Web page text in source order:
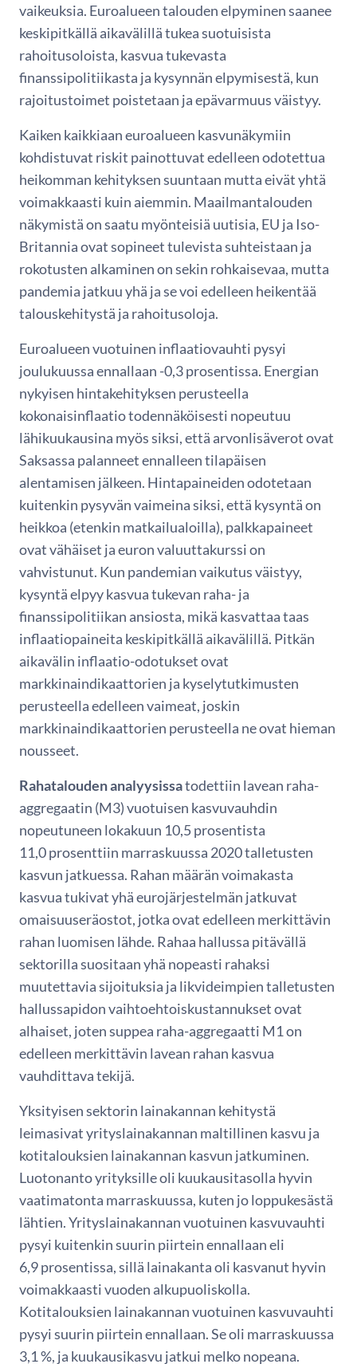
vaikeuksia. Euroalueen talouden elpyminen saanee
keskipitkällä aikavälillä tukea suotuisista
rahoitusoloista, kasvua tukevasta
finanssipolitiikasta ja kysynnän elpymisestä, kun
rajoitustoimet poistetaan ja epävarmuus väistyy.
Kaiken kaikkiaan euroalueen kasvunäkymiin
kohdistuvat riskit painottuvat edelleen odotettua
heikomman kehityksen suuntaan mutta eivät yhtä
voimakkaasti kuin aiemmin. Maailmantalouden
näkymistä on saatu myönteisiä uutisia, EU ja Iso-
Britannia ovat sopineet tulevista suhteistaan ja
rokotusten alkaminen on sekin rohkaisevaa, mutta
pandemia jatkuu yhä ja se voi edelleen heikentää
talouskehitystä ja rahoitusoloja.
Euroalueen vuotuinen inflaatiovauhti pysyi
joulukuussa ennallaan -0,3 prosentissa. Energian
nykyisen hintakehityksen perusteella
kokonaisinflaatio todennäköisesti nopeutuu
lähikuukausina myös siksi, että arvonlisäverot ovat
Saksassa palanneet ennalleen tilapäisen
alentamisen jälkeen. Hintapaineiden odotetaan
kuitenkin pysyvän vaimeina siksi, että kysyntä on
heikkoa (etenkin matkailualoilla), palkkapaineet
ovat vähäiset ja euron valuuttakurssi on
vahvistunut. Kun pandemian vaikutus väistyy,
kysyntä elpyy kasvua tukevan raha- ja
finanssipolitiikan ansiosta, mikä kasvattaa taas
inflaatiopaineita keskipitkällä aikavälillä. Pitkän
aikavälin inflaatio-odotukset ovat
markkinaindikaattorien ja kyselytutkimusten
perusteella edelleen vaimeat, joskin
markkinaindikaattorien perusteella ne ovat hieman
nousseet.
Rahatalouden analyysissatodettiin lavean raha-
aggregaatin (M3) vuotuisen kasvuvauhdin
nopeutuneen lokakuun 10,5 prosentista
11,0 prosenttiin marraskuussa 2020 talletusten
kasvun jatkuessa. Rahan määrän voimakasta
kasvua tukivat yhä eurojärjestelmän jatkuvat
omaisuuseräostot, jotka ovat edelleen merkittävin
rahan luomisen lähde. Rahaa hallussa pitävällä
sektorilla suositaan yhä nopeasti rahaksi
muutettavia sijoituksia ja likvideimpien talletusten
hallussapidon vaihtoehtoiskustannukset ovat
alhaiset, joten suppea raha-aggregaatti M1 on
edelleen merkittävin lavean rahan kasvua
vauhdittava tekijä.
Yksityisen sektorin lainakannan kehitystä
leimasivat yrityslainakannan maltillinen kasvu ja
kotitalouksien lainakannan kasvun jatkuminen.
Luotonanto yrityksille oli kuukausitasolla hyvin
vaatimatonta marraskuussa, kuten jo loppukesästä
lähtien. Yrityslainakannan vuotuinen kasvuvauhti
pysyi kuitenkin suurin piirtein ennallaan eli
6,9 prosentissa, sillä lainakanta oli kasvanut hyvin
voimakkaasti vuoden alkupuoliskolla.
Kotitalouksien lainakannan vuotuinen kasvuvauhti
pysyi suurin piirtein ennallaan. Se oli marraskuussa
3,1 %, ja kuukausikasvu jatkui melko nopeana.